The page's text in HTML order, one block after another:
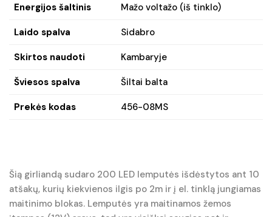
Energijos šaltinis Mažo voltažo (iš tinklo)
Laido spalva Sidabro
Skirtos naudoti Kambaryje
Šviesos spalva Šiltai balta
Prekės kodas 456-08MS
Šią girliandą sudaro 200 LED lemputės išdėstytos ant 10
atšakų, kurių kiekvienos ilgis po 2m ir į el. tinklą jungiamas
maitinimo blokas. Lemputės yra maitinamos žemos